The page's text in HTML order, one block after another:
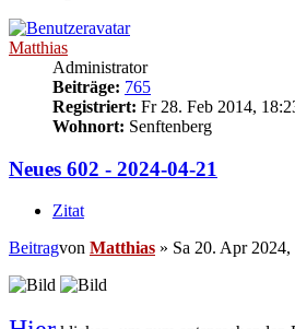
Matthias
Administrator
Beiträge: 765
Registriert: Fr 28. Feb 2014,
Wohnort: Senftenberg
Neues 602 - 2024-04-21
Zitat
Beitragvon Matthias » Sa 20. Apr 2024,